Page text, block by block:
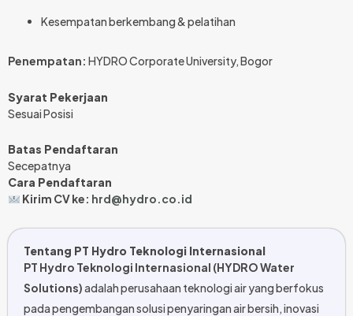
Kesempatan berkembang & pelatihan
Penempatan: HYDRO Corporate University, Bogor
Syarat Pekerjaan
Sesuai Posisi
Batas Pendaftaran
Secepatnya
Cara Pendaftaran
Kirim CV ke: hrd@hydro.co.id
Tentang PT Hydro Teknologi Internasional
PT Hydro Teknologi Internasional (HYDRO Water
Solutions)adalah perusahaan teknologi air yang berfokus
pada pengembangan solusi penyaringan air bersih, inovasi